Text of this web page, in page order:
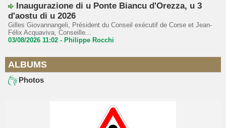
Inaugurazione di u Ponte Biancu d'Orezza, u 3
d'aostu di u 2026
Gilles Giovannangeli, Président du Conseil exécutif de Corse et Jean-
Félix Acquaviva, Conseille...
03/08/2026 11:02 - Philippe Rocchi
ALBUMS
Photos